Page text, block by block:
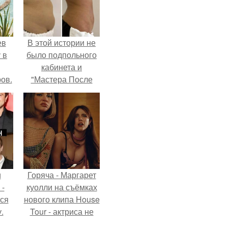
в
В этой истории не
было подпольного
кабинета и
"Мастера После
Двухнедельных
Курсов".
Горяча - Маргарет
куолли на съёмках
нового клипа House
Tour - актриса не